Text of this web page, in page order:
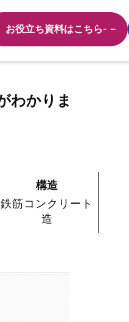
お役立ち資料はこちら
わかりま
構造
鉄筋コンクリート
造